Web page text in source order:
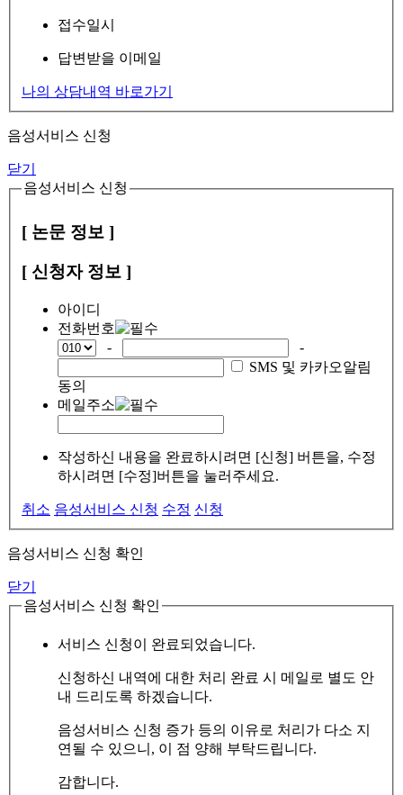
접수일시
답변받을 이메일
나의 상담내역 바로가기
음성서비스 신청
닫기
음성서비스 신청
[ 논문 정보 ]
[ 신청자 정보 ]
아이디
전화번호
-
-
SMS 및 카카오알림
동의
메일주소
작성하신 내용을 완료하시려면 [신청] 버튼을, 수정
하시려면 [수정]버튼을 눌러주세요.
취소 음성서비스 신청 수정 신청
음성서비스 신청 확인
닫기
음성서비스 신청 확인
서비스 신청이 완료되었습니다.
신청하신 내역에 대한 처리 완료 시 메일로 별도 안
내 드리도록 하겠습니다.
음성서비스 신청 증가 등의 이유로 처리가 다소 지
연될 수 있으니, 이 점 양해 부탁드립니다.
감합니다.